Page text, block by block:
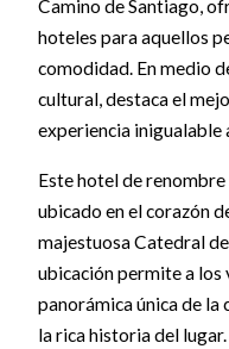
Camino de Santiago,
hoteles para aquellos
comodidad. En medio
cultural, destaca el
experiencia inigualable
Este hotel de
ubicado en el corazón
majestuosa Catedral
ubicación permite a
panorámica única de la
la rica historia del lugar.